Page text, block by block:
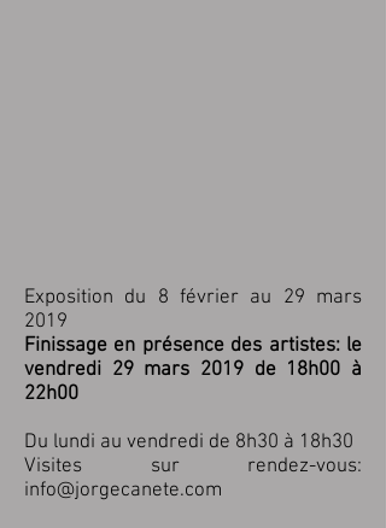
Exposition du 8 février au 29 mars
2019
Finissage en présence des artistes: le
vendredi 29 mars 2019 de 18h00 à
22h00
Du lundi au vendredi de 8h30 à 18h30
Visites sur rendez-vous:
info@jorgecanete.com